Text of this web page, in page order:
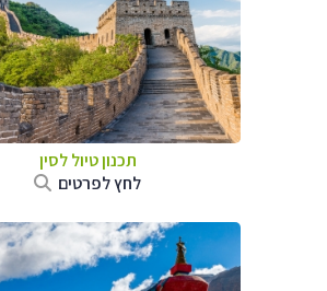
תכנון טיוללסין
לחץ לפרטים